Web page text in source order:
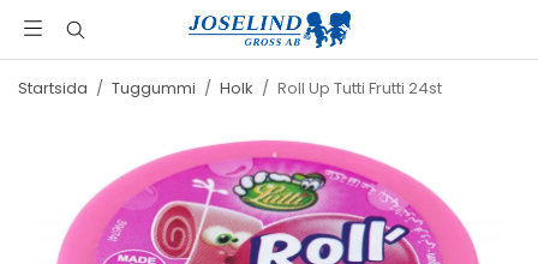
Startsida / Tuggummi / Holk / Roll Up Tutti Frutti 24st